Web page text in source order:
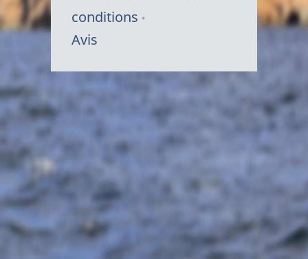
conditions
Avis
Symbole
Canada